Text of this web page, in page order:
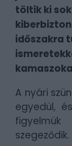
töltik ki
időszakra
A nyári
egyedül,
szegeződik.